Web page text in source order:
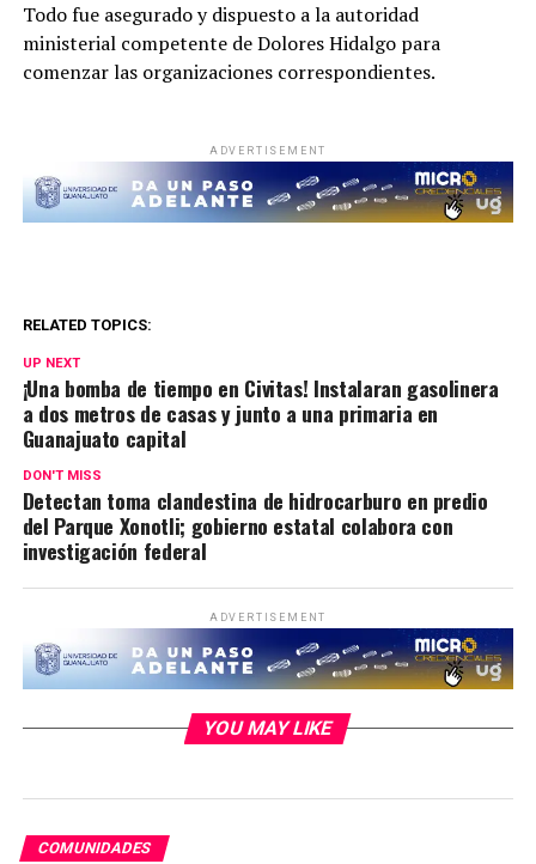
Todo fue asegurado y dispuesto a la autoridad
ministerial competente de Dolores Hidalgo para
comenzar las organizaciones correspondientes.
ADVERTISEMENT
RELATED TOPICS:
UP NEXT
¡Una bomba de tiempo en Civitas! Instalaran gasolinera
a dos metros de casas y junto a una primaria en
Guanajuato capital
DON'T MISS
Detectan toma clandestina de hidrocarburo en predio
del Parque Xonotli; gobierno estatal colabora con
investigación federal
ADVERTISEMENT
YOU MAY LIKE
COMUNIDADES